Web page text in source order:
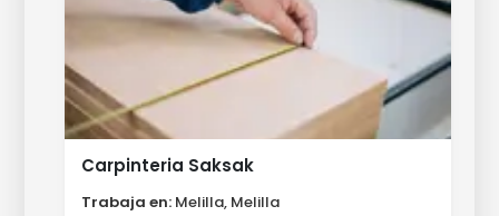
Carpinteria Saksak
Trabaja en: Melilla, Melilla